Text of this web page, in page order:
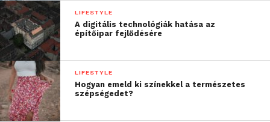
LIFESTYLE
A digitális technológiák hatása az
építőipar fejlődésére
LIFESTYLE
Hogyan emeld ki színekkel a természetes
szépségedet?